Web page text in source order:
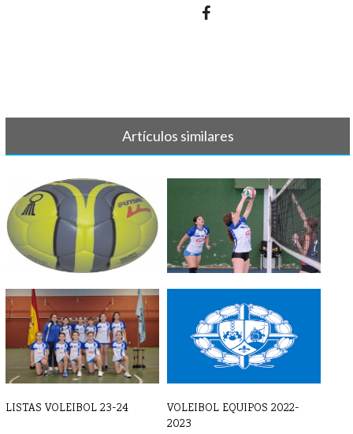
Artículos similares
BALONMANO - Crónica y
resultado 7 d[...]
OCTUBRE 2024
LISTAS VOLEIBOL 23-24
VOLEIBOL EQUIPOS 2022-
2023